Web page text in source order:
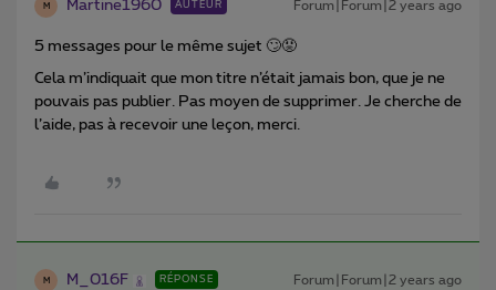
M Martine1960 AUTEUR Forum|Forum|2 years ago
5 messages pour le même sujet 🙄😡
Cela m’indiquait que mon titre n’était jamais bon, que je ne
pouvais pas publier. Pas moyen de supprimer. Je cherche de
l’aide, pas à recevoir une leçon, merci.
M M_016F RÉPONSE Forum|Forum|2 years ago